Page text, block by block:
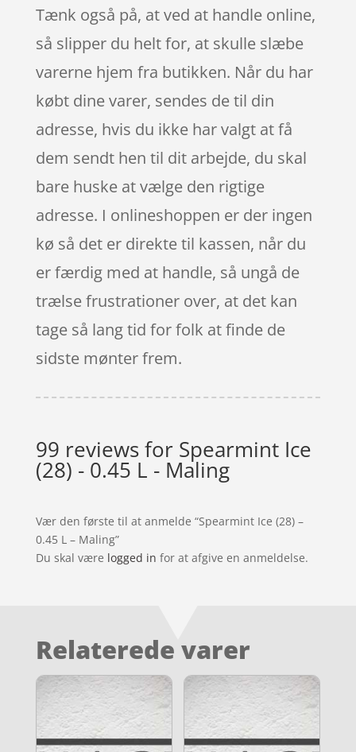
Tænk også på, at ved at handle online,
så slipper du helt for, at skulle slæbe
varerne hjem fra butikken. Når du har
købt dine varer, sendes de til din
adresse, hvis du ikke har valgt at få
dem sendt hen til dit arbejde, du skal
bare huske at vælge den rigtige
adresse. I onlineshoppen er der ingen
kø så det er direkte til kassen, når du
er færdig med at handle, så ungå de
trælse frustrationer over, at det kan
tage så lang tid for folk at finde de
sidste mønter frem.
99 reviews for Spearmint Ice
(28) - 0.45 L - Maling
Vær den første til at anmelde “Spearmint Ice (28) –
0.45 L – Maling”
Du skal være logged in for at afgive en anmeldelse.
Relaterede varer